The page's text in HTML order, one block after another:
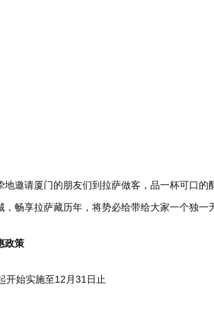
请厦门的朋友们到拉萨做客，品一杯可口的
，畅享拉萨藏历年，将势必给带给大家一个独一
政策
始实施至12月31日止